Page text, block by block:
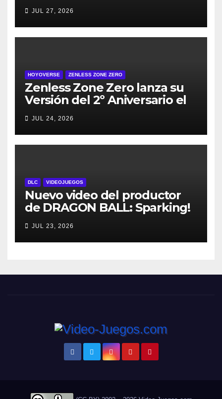
de julio
JUL 27, 2026
HOYOVERSE ZENLESS ZONE ZERO
Zenless Zone Zero lanza su
Versión del 2º Aniversario el
todos los jugadores y nuevos
personajes
JUL 24, 2026
DLC VIDEOJUEGOS
Nuevo video del productor
de DRAGON BALL: Sparking!
Breaking NEO DLC
JUL 23, 2026